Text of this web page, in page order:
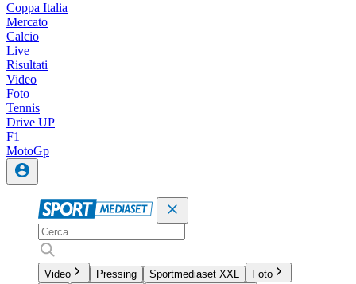
Coppa Italia
Mercato
Calcio
Live
Risultati
Video
Foto
Tennis
Drive UP
F1
MotoGp
Video Pressing Sportmediaset XXL
Foto